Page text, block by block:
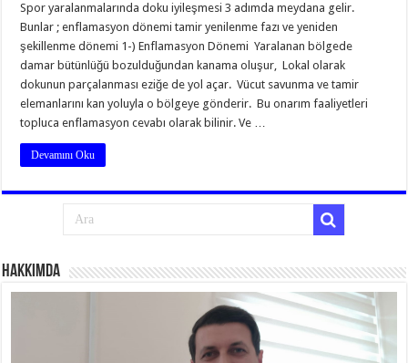
Spor yaralanmalarında doku iyileşmesi 3 adımda meydana gelir.
Bunlar ; enflamasyon dönemi tamir yenilenme fazı ve yeniden
şekillenme dönemi 1-) Enflamasyon Dönemi  Yaralanan bölgede
damar bütünlüğü bozulduğundan kanama oluşur,  Lokal olarak
dokunun parçalanması eziğe de yol açar.  Vücut savunma ve tamir
elemanlarını kan yoluyla o bölgeye gönderir.  Bu onarım faaliyetleri
topluca enflamasyon cevabı olarak bilinir. Ve …
Devamını Oku
Hakkımda